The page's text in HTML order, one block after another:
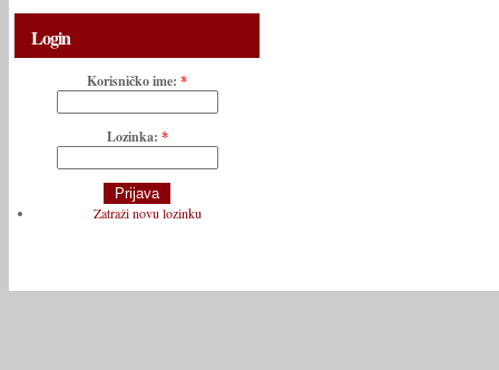
Login
Korisničko ime: *
Lozinka: *
Zatraži novu lozinku